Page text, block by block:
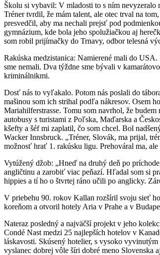
Školu si vybavil: V mladosti to s ním nevyzeralo
Tréner tvrdil, že mám talent, ale otec trval na
presvedčil, aby ma nechali prejsť pod
gymnázium, kde bola jeho spolužiačkou aj
som robil prijímačky do Trnavy, odbor telesná
Rakúska medzistanica: Namierené mali do
sme nemali. Dva týždne sme bývali v
kriminálnikmi.
Dosť nás to vyľakalo. Potom nás poslali do
mašinou som ich strihal podľa nákresov. Osem
Mariahilferstrasse. Tomu som navrhol, že
autobusy s turistami z Poľska, Maďarska a
kšefty a šéf mi zaplatil, čo som chcel. Bol
Wacker Innsbruck. „Tréner, Slovák, ma prijal,
možnosť hrať 1. rakúsku ligu. Prehováral ma,
Vytúžený džob: „Hneď na druhý deň po
angličtinu a zarobiť viac peňazí. Hľadal som si
hippies a tí ho o štvrtej ráno učili po anglicky.
V priebehu 90. rokov Kallan rozšíril svoju sieť
koreňom a otvoril hotely Aria v Prahe a v
Nateraz posledný a najväčší projekt v jeho
Condé Nast medzi 25 najlepších hotelov v
láskavosti. Skúsený hotelier, s vysoko
vyslanec dobrej vôle šíri dobré meno Slovenska